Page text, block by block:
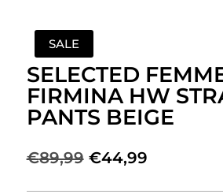
SALE
SELECTED
FIRMINA HW
PANTS BEIGE
€89,99 Oorspronkelijke
€44,99Huidige